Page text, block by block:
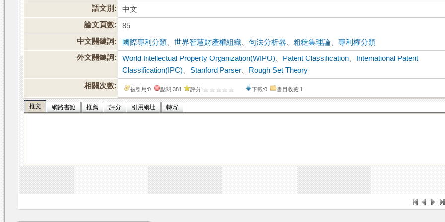
語文別:
中文
論文頁數:
85
中文關鍵詞:
國際專利分類 、世界智慧財產權組織 、句法分析器 、粗糙集理論 、專利權分類
外文關鍵詞:
World Intellectual Property Organization(WIPO) Patent Classification
International Patent
Classification(IPC)
Stanford Parser
Rough Set Theory
相關次數:
被引用:0 點閱:381 評分: 下載:0 書目收藏:1
推文 網路書籤 推薦 評分 引用網址 轉寄